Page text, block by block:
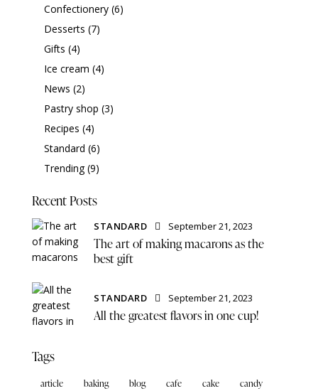
Confectionery(6)
Desserts (7)
Gifts (4)
Ice cream (4)
News (2)
Pastry shop (3)
Recipes (4)
Standard (6)
Trending(9)
Recent Posts
STANDARD September 21, 2023
The art of making macarons as the
best gift
STANDARD September 21, 2023
All the greatest flavors in one cup!
Tags
article baking blog cafe cake
candy